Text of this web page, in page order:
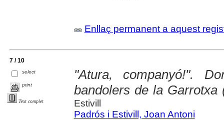
Enllaç permanent a aquest
7 / 10
select
print
Text complet
"Atura, companyó!".
bandolers de la Garrotxa
Estivill
Padrós i Estivill, Joan Antoni